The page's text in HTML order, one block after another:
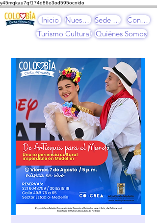
y45mqkau7qf174d86e3od595ocnido
Quiénes Somos
Nuestros Cursos Sede Cultural Contacto
Inicio
Turismo Cultural